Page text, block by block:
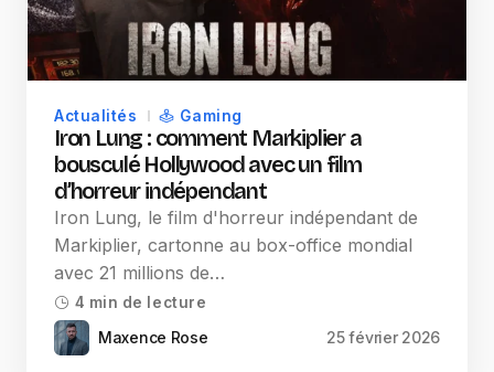
Actualités Gaming
Iron Lung : comment Markiplier a
bousculé Hollywood avec un film
d’horreur indépendant
Iron Lung, le film d'horreur indépendant de
Markiplier, cartonne au box-office mondial
avec 21 millions de…
4 min de lecture
Maxence Rose 25 février 2026